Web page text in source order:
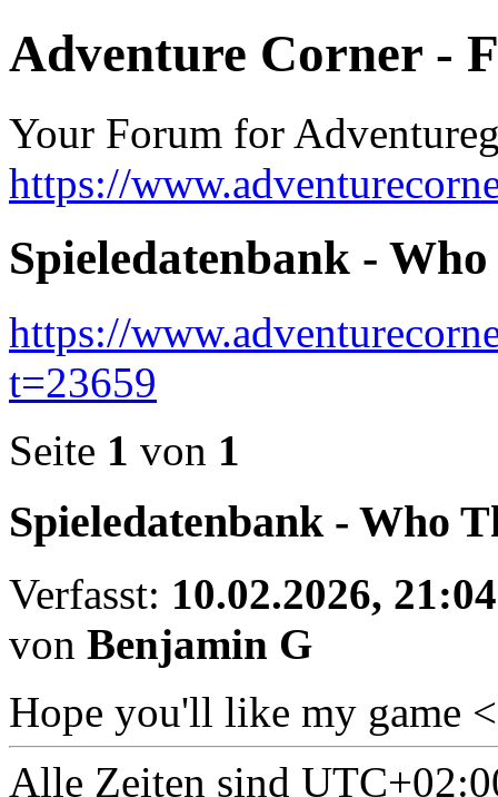
Adventure Corner -
Your Forum for
https://
Spieledatenbank -
https://
t=23659
Seite 1 von 1
Spieledatenbank - Who
Verfasst: 10.02.2026, 21:04
von Benjamin G
Hope you'll like my game
Alle Zeiten sind